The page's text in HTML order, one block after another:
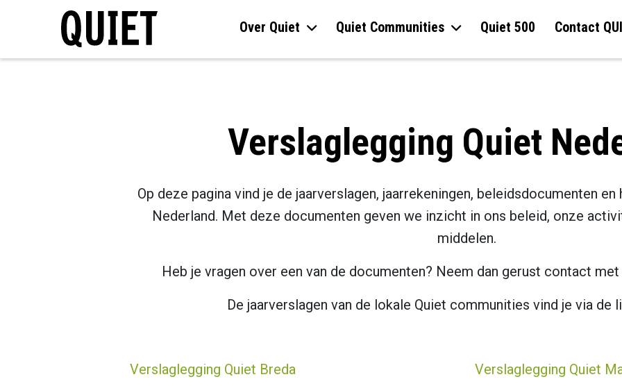
Over Quiet Quiet Communities Quiet 500 Contact
Verslaglegging Quiet
Op deze pagina vind je de jaarverslagen, jaarrekeningen, beleidsdocumenten
Nederland. Met deze documenten geven we inzicht in ons beleid, onze
middelen.
Heb je vragen over een van de documenten? Neem dan gerust contact
De jaarverslagen van de lokale Quiet communities vind je via de
Verslaglegging Quiet Breda
Verslaglegging Quiet